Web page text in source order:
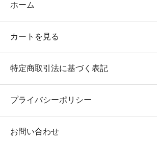
ホーム
カートを見る
特定商取引法に基づく表記
プライバシーポリシー
お問い合わせ